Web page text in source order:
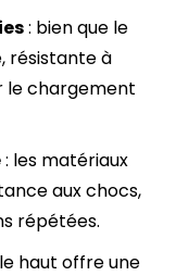
: bien que le
résistante à
le chargement
: les matériaux
aux chocs,
répétées.
haut offre une